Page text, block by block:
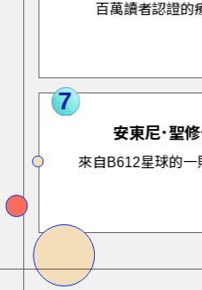
百萬讀者認證的
7
安東尼．聖
來自B612星球的一